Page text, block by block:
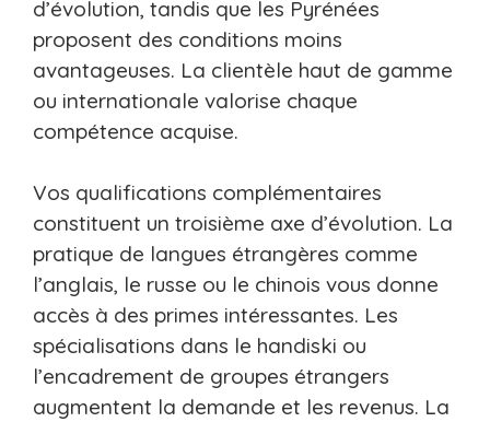
d’évolution, tandis que les Pyrénées
proposent des conditions moins
avantageuses. La clientèle haut de gamme
ou internationale valorise chaque
compétence acquise.
Vos qualifications complémentaires
constituent un troisième axe d’évolution. La
pratique de langues étrangères comme
l’anglais, le russe ou le chinois vous donne
accès à des primes intéressantes. Les
spécialisations dans le handiski ou
l’encadrement de groupes étrangers
augmentent la demande et les revenus. La